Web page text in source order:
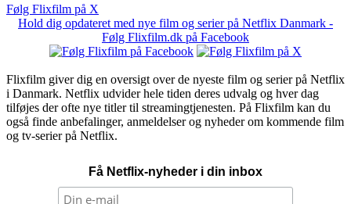
Følg Flixfilm på X
Hold dig opdateret med nye film og serier på Netflix Danmark -
Følg Flixfilm.dk på Facebook
Flixfilm giver dig en oversigt over de nyeste film og serier på Netflix
i Danmark. Netflix udvider hele tiden deres udvalg og hver dag
tilføjes der ofte nye titler til streamingtjenesten. På Flixfilm kan du
også finde anbefalinger, anmeldelser og nyheder om kommende film
og tv-serier på Netflix.
Få Netflix-nyheder i din inbox